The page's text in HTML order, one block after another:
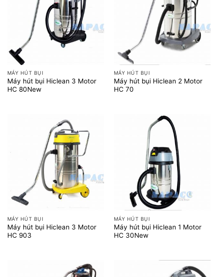
MÁY HÚT BỤI
Máy hút bụi Hiclean 3 Motor
HC 80New
MÁY HÚT BỤI
Máy hút bụi Hiclean 2 Motor
HC 70
MÁY HÚT BỤI
Máy hút bụi Hiclean 3 Motor
HC 903
MÁY HÚT BỤI
Máy hút bụi Hiclean 1 Motor
HC 30New